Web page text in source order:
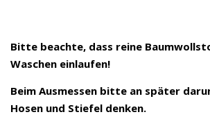
Bitte beachte, dass reine
Waschen einlaufen!
Beim Ausmessen bitte an später
Hosen und Stiefel denken.